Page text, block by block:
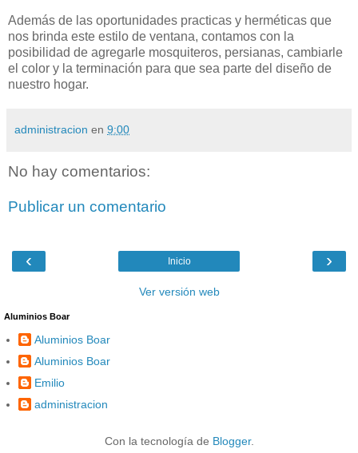
Además de las oportunidades practicas y herméticas que
nos brinda este estilo de ventana, contamos con la
posibilidad de agregarle mosquiteros, persianas, cambiarle
el color y la terminación para que sea parte del diseño de
nuestro hogar.
administracion en 9:00
No hay comentarios:
Publicar un comentario
‹ ›
Inicio
Ver versión web
Aluminios Boar
Aluminios Boar
Aluminios Boar
Emilio
administracion
Con la tecnología de Blogger.